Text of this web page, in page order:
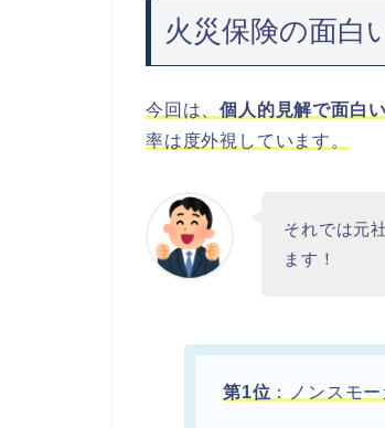
火災保険の面白
今回は、個人的見解で面白
率は度外視しています。
それでは元
ます！
第1位 ：ノンスモー